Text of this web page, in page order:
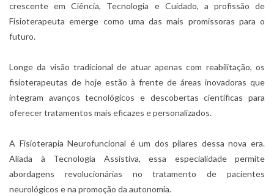
crescente em Ciência, Tecnologia e Cuidado, a profissão de
Fisioterapeuta emerge como uma das mais promissoras para o
futuro.
Longe da visão tradicional de atuar apenas com reabilitação, os
fisioterapeutas de hoje estão à frente de áreas inovadoras que
integram avanços tecnológicos e descobertas científicas para
oferecer tratamentos mais eficazes e personalizados.
A Fisioterapia Neurofuncional é um dos pilares dessa nova era.
Aliada à Tecnologia Assistiva, essa especialidade permite
abordagens revolucionárias no tratamento de pacientes
neurológicos e na promoção da autonomia.